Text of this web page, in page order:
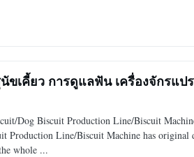
ขเคี้ยว การดูแลฟัน เครื่องจักรแป
Dog Biscuit Production Line/Biscuit
Production Line/Biscuit Machine has original
whole ...